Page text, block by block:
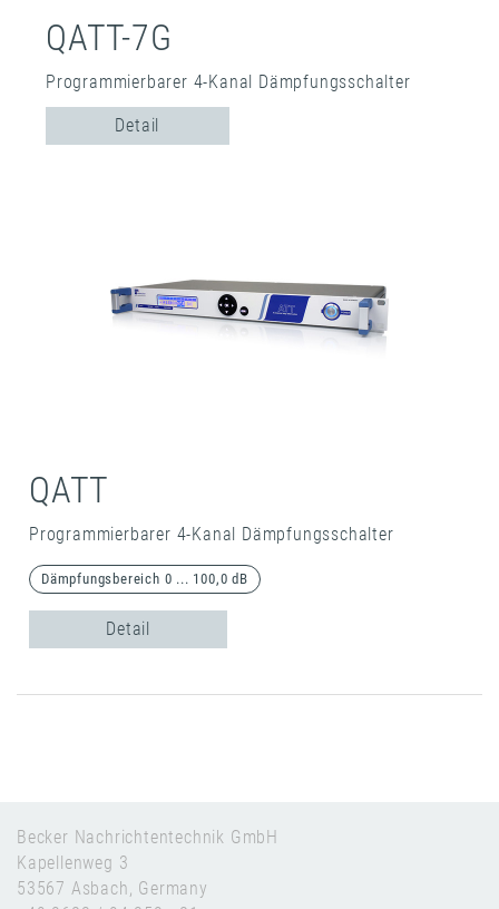
QATT-7G
Programmierbarer 4-Kanal Dämpfungsschalter
Detail
QATT
Programmierbarer 4-Kanal Dämpfungsschalter
Dämpfungsbereich 0 ... 100,0 dB
Detail
Becker Nachrichtentechnik GmbH
Kapellenweg 3
53567 Asbach, Germany